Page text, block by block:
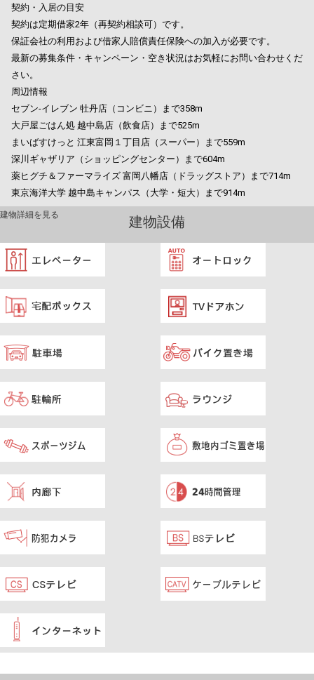
契約・入居の目安
契約は定期借家2年（再契約相談可）です。
保証会社の利用および借家人賠償責任保険への加入が必要です。
最新の募集条件・キャンペーン・空き状況はお気軽にお問い合わせくだ
さい。
周辺情報
セブン-イレブン 牡丹店（コンビニ）まで358m
大戸屋ごはん処 越中島店（飲食店）まで525m
まいばすけっと 江東富岡１丁目店（スーパー）まで559m
深川ギャザリア（ショッピングセンター）まで604m
薬ヒグチ＆ファーマライズ 富岡八幡店（ドラッグストア）まで714m
東京海洋大学 越中島キャンパス（大学・短大）まで914m
建物設備
建物詳細を見る